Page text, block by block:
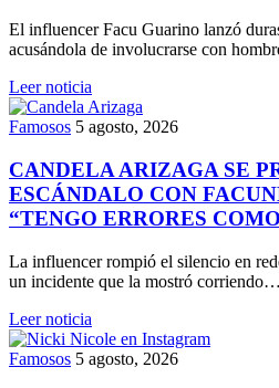
El influencer Facu Guarino lanzó
acusándola de involucrarse con
Leer noticia
Famosos 5 agosto, 2026
CANDELA ARIZAGA SE
ESCÁNDALO CON
“TENGO ERRORES
La influencer rompió el silencio en
un incidente que la mostró corriendo…
Leer noticia
Famosos 5 agosto, 2026